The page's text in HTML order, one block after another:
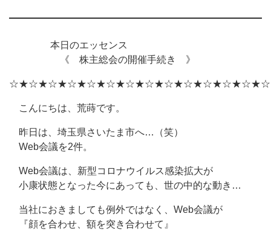
本日のエッセンス
《 株主総会の開催手続き 》
こんにちは、荒蒔です。
昨日は、埼玉県さいたま市へ…（笑）
Web会議を2件。
Web会議は、新型コロナウイルス感染拡大が
小康状態となった今にあっても、世の中的な動き…
当社におきましても例外ではなく、Web会議が
『顔を合わせ、額を突き合わせて』